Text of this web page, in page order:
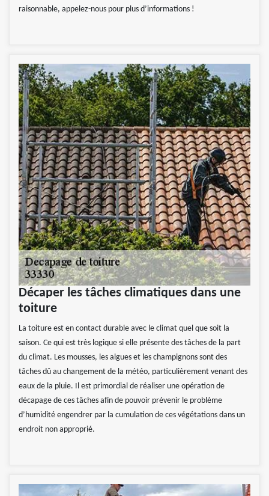
raisonnable, appelez-nous pour plus d’informations !
Décaper les tâches climatiques dans une
toiture
La toiture est en contact durable avec le climat quel que soit la
saison. Ce qui est très logique si elle présente des tâches de la part
du climat. Les mousses, les algues et les champignons sont des
tâches dû au changement de la météo, particulièrement venant des
eaux de la pluie. Il est primordial de réaliser une opération de
décapage de ces tâches afin de pouvoir prévenir le problème
d’humidité engendrer par la cumulation de ces végétations dans un
endroit non approprié.